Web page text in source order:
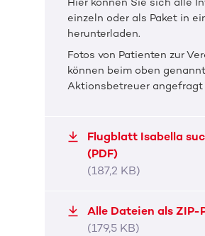
einzeln oder als Paket in
herunterladen.
Fotos von Patienten zur
können beim oben
Aktionsbetreuer angefragt
Flugblatt Isabella
(PDF)
(187,2 KB)
Alle Dateien als ZIP-
(179,5 KB)